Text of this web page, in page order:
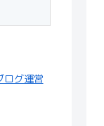
ログ運営